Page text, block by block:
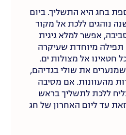
בחג היא התשליך. ביום
נוהגים ללכת אל מקור
אפשר למלא גיגית
תפילה מיוחדת שעיקרה
חטאינו אל מצולות ים.
את שולי בגדיהם,
מהעוונות. אם מסיבה
ללכת לתשליך בראש
עד ליום האחרון של חג